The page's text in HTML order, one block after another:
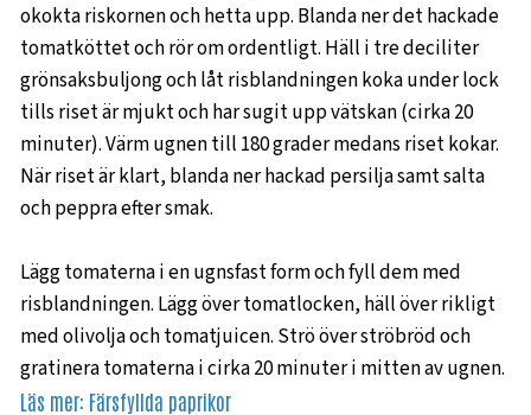
okokta riskornen och hetta upp. Blanda ner det hackade
tomatköttet och rör om ordentligt. Häll i tre deciliter
grönsaksbuljong och låt risblandningen koka under lock
tills riset är mjukt och har sugit upp vätskan (cirka 20
minuter). Värm ugnen till 180 grader medans riset kokar.
När riset är klart, blanda ner hackad persilja samt salta
och peppra efter smak.
Lägg tomaterna i en ugnsfast form och fyll dem med
risblandningen. Lägg över tomatlocken, häll över rikligt
med olivolja och tomatjuicen. Strö över ströbröd och
gratinera tomaterna i cirka 20 minuter i mitten av ugnen.
Läs mer: Färsfyllda paprikor